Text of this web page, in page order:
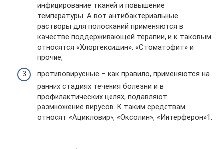
инфицирование тканей и повышение
температуры. А вот антибактериальные
растворы для полосканий применяются в
качестве поддерживающей терапии, и к таковым
относятся «Хлоргексидин», «Стоматофит» и
прочие,
противовирусные – как правило, применяются на
ранних стадиях течения болезни и в
профилактических целях, подавляют
размножение вирусов. К таким средствам
относят «Ацикловир», «Оксолин», «Интерферон»1.